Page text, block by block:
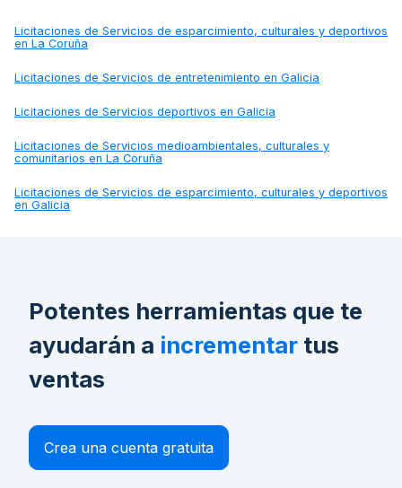
Licitaciones de Servicios de esparcimiento, culturales y deportivos
en La Coruña
Licitaciones de Servicios de entretenimiento en Galicia
Licitaciones de Servicios deportivos en Galicia
Licitaciones de Servicios medioambientales, culturales y
comunitarios en La Coruña
Licitaciones de Servicios de esparcimiento, culturales y deportivos
en Galicia
Potentes herramientas que te
ayudarán a incrementar tus
ventas
Crea una cuenta gratuita